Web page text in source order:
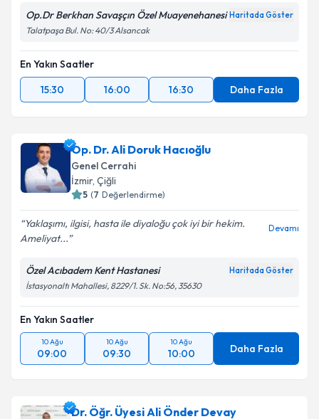
Op.Dr Berkhan Savaşçın Özel Muayenehanesi Haritada Göster
Talatpaşa Bul. No: 40/3 Alsancak
En Yakın Saatler
15:30
16:00 16:30 Daha Fazla
Op. Dr. Ali Doruk Hacıoğlu
Genel Cerrahi
İzmir, Çiğli
5 (7 Değerlendirme)
Yaklaşımı, ilgisi, hasta ile diyaloğu çok iyi bir hekim.
Ameliyat...
Devamı
Özel Acıbadem Kent Hastanesi Haritada Göster
İstasyonaltı Mahallesi, 8229/1. Sk. No:56, 35630
En Yakın Saatler
10 Ağu
09:00
10 Ağu
09:30
10 Ağu
10:00 Daha Fazla
Dr. Öğr. Üyesi Ali Önder Devay